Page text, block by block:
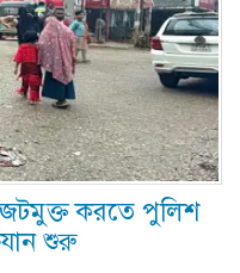
করতে পুলিশ
শুরু